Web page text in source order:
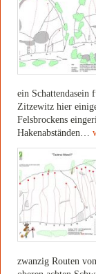
ein Schattendasein
Zitzewitz hier
Felsbrockens
Hakenabständen…
zwanzig Routen